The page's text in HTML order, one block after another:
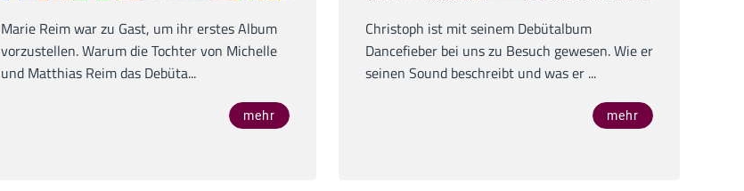
Marie Reim war zu Gast, um ihr erstes Album
vorzustellen. Warum die Tochter von Michelle
und Matthias Reim das Debüta...
mehr
Christoph ist mit seinem Debütalbum
Dancefieber bei uns zu Besuch gewesen. Wie er
seinen Sound beschreibt und was er ...
mehr